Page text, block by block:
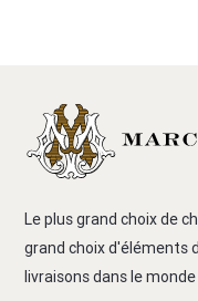
Le plus grand choix de
grand choix d'éléments
livraisons dans le